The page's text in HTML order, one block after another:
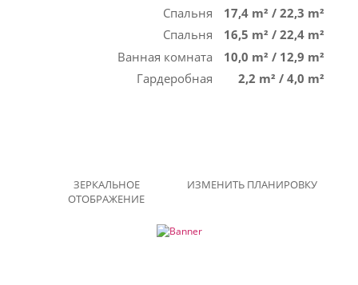
Спальня
17,4 m² / 22,3 m²
Спальня
16,5 m² / 22,4 m²
Ванная комната
10,0 m² / 12,9 m²
Гардеробная
2,2 m² / 4,0 m²
ЗЕРКАЛЬНОЕ
ОТОБРАЖЕНИЕ
ИЗМЕНИТЬ ПЛАНИРОВКУ